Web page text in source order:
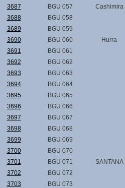
3687
BGU 057
Cashimira
3688
BGU 058
3689
BGU 059
3690
BGU 060
Hurra
3691
BGU 061
3692
BGU 062
3693
BGU 063
3694
BGU 064
3695
BGU 065
3696
BGU 066
3697
BGU 067
3698
BGU 068
3699
BGU 069
3700
BGU 070
3701
BGU 071
SANTANA
3702
BGU 072
3703
BGU 073